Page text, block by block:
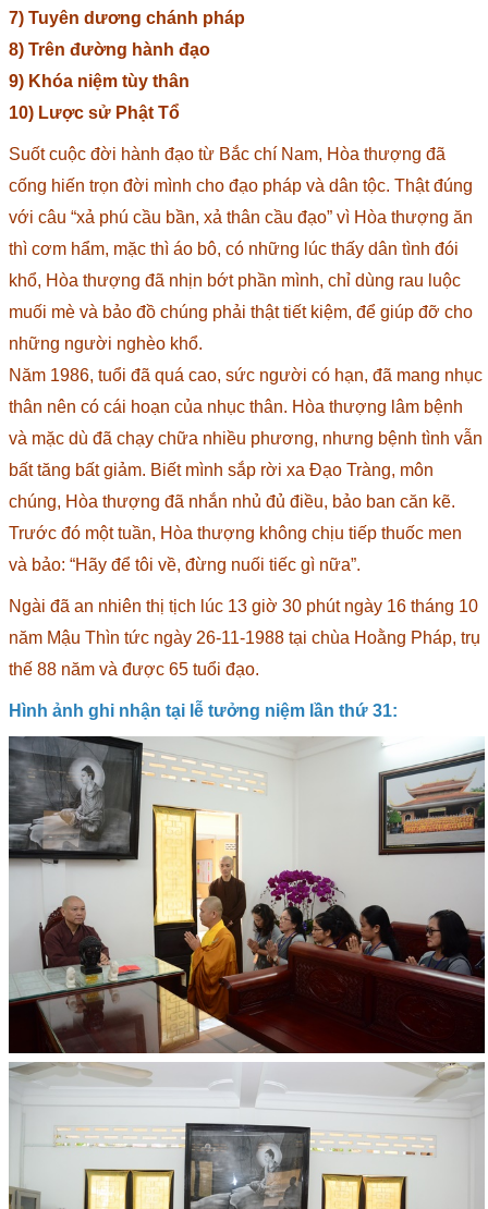
7) Tuyên dương chánh pháp
8) Trên đường hành đạo
9) Khóa niệm tùy thân
10) Lược sử Phật Tổ
Suốt cuộc đời hành đạo từ Bắc chí Nam, Hòa thượng đã
cống hiến trọn đời mình cho đạo pháp và dân tộc. Thật đúng
với câu “xả phú cầu bần, xả thân cầu đạo” vì Hòa thượng ăn
thì cơm hẩm, mặc thì áo bô, có những lúc thấy dân tình đói
khổ, Hòa thượng đã nhịn bớt phần mình, chỉ dùng rau luộc
muối mè và bảo đồ chúng phải thật tiết kiệm, để giúp đỡ cho
những người nghèo khổ.
Năm 1986, tuổi đã quá cao, sức người có hạn, đã mang nhục
thân nên có cái hoạn của nhục thân. Hòa thượng lâm bệnh
và mặc dù đã chạy chữa nhiều phương, nhưng bệnh tình vẫn
bất tăng bất giảm. Biết mình sắp rời xa Đạo Tràng, môn
chúng, Hòa thượng đã nhắn nhủ đủ điều, bảo ban căn kẽ.
Trước đó một tuần, Hòa thượng không chịu tiếp thuốc men
và bảo: “Hãy để tôi về, đừng nuối tiếc gì nữa”.
Ngài đã an nhiên thị tịch lúc 13 giờ 30 phút ngày 16 tháng 10
năm Mậu Thìn tức ngày 26-11-1988 tại chùa Hoằng Pháp, trụ
thế 88 năm và được 65 tuổi đạo.
Hình ảnh ghi nhận tại lễ tưởng niệm lần thứ 31: